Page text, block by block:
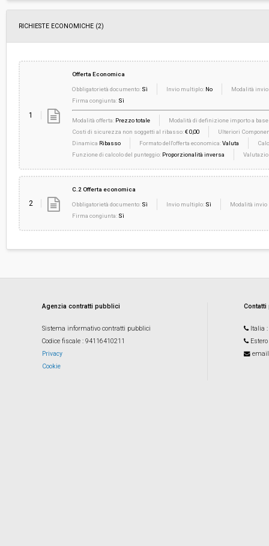
RICHIESTE ECONOMICHE (2)
1
Offerta Economica
Obbligatorietà documento: Sì Invio multiplo: No
Modalità
Firma congiunta: Sì
Modalità offerta: Prezzo totale
Modalità di definizione importo a base
Costi di sicurezza non soggetti al ribasso:€ 0,00
Ulteriori
Dinamica Ribasso Formato dell'offerta economica:Valuta
Funzione di calcolo del punteggio: Proporzionalità inversa
2
C.2 Offerta economica
Obbligatorietà documento: Sì Invio multiplo: Sì
Modalità invio
Firma congiunta: Sì
Agenzia contratti pubblici
Sistema informativo contratti pubblici
Codice fiscale : 94116410211
Privacy
Cookie
Italia
Estero
email